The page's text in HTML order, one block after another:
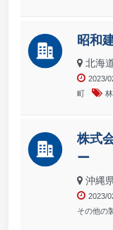
昭和
北海
2023/
町
株式
ー
沖縄
2023/
その他の